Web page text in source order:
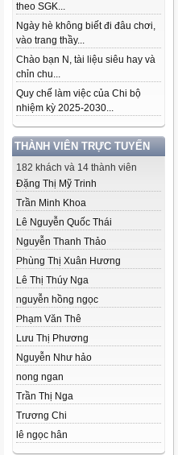
theo SGK...
Ngày hè không biết đi đâu chơi,
vào trang thầy...
Chào bạn N, tài liệu siêu hay và
chỉn chu...
Quy chế làm việc của Chi bộ
nhiệm kỳ 2025-2030...
THÀNH VIÊN TRỰC TUYẾN
182 khách và 14 thành viên
Đặng Thị Mỹ Trinh
Trần Minh Khoa
Lê Nguyễn Quốc Thái
Nguyễn Thanh Thảo
Phùng Thị Xuân Hương
Lê Thị Thúy Nga
nguyễn hồng ngọc
Phạm Văn Thê
Lưu Thị Phương
Nguyễn Như hảo
nong ngan
Trần Thị Nga
Trương Chi
lê ngọc hân